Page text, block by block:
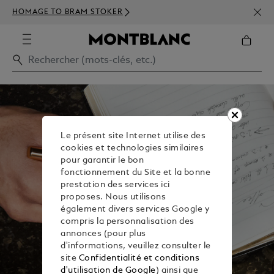
HOMAGE TO BRAM STOKER
350€
Le présent site Internet utilise des
cookies et technologies similaires
pour garantir le bon
fonctionnement du Site et la bonne
prestation des services ici
proposes. Nous utilisons
également divers services Google y
compris la personnalisation des
annonces (pour plus
d'informations, veuillez consulter le
site Confidentialité et conditions
d'utilisation de Google ) ainsi que